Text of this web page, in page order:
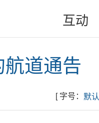
互动
道通告
[ 字号： 默认